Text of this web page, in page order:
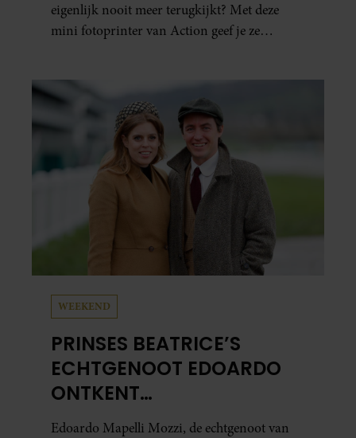
eigenlijk nooit meer terugkijkt? Met deze
mini fotoprinter van Action geef je ze
al in handen.
WEEKEND
PRINSES BEATRICE’S
ECHTGENOOT EDOARDO
ONTKENT
HUWELIJKSPROBLEMEN
Edoardo Mapelli Mozzi, de echtgenoot van